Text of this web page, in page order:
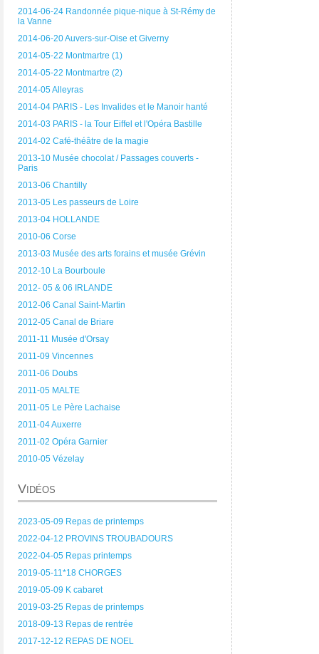
2014-06-24 Randonnée pique-nique à St-Rémy de
la Vanne
2014-06-20 Auvers-sur-Oise et Giverny
2014-05-22 Montmartre (1)
2014-05-22 Montmartre (2)
2014-05 Alleyras
2014-04 PARIS - Les Invalides et le Manoir hanté
2014-03 PARIS - la Tour Eiffel et l'Opéra Bastille
2014-02 Café-théâtre de la magie
2013-10 Musée chocolat / Passages couverts -
Paris
2013-06 Chantilly
2013-05 Les passeurs de Loire
2013-04 HOLLANDE
2010-06 Corse
2013-03 Musée des arts forains et musée Grévin
2012-10 La Bourboule
2012- 05 & 06 IRLANDE
2012-06 Canal Saint-Martin
2012-05 Canal de Briare
2011-11 Musée d'Orsay
2011-09 Vincennes
2011-06 Doubs
2011-05 MALTE
2011-05 Le Père Lachaise
2011-04 Auxerre
2011-02 Opéra Garnier
2010-05 Vézelay
Vidéos
2023-05-09 Repas de printemps
2022-04-12 PROVINS TROUBADOURS
2022-04-05 Repas printemps
2019-05-11*18 CHORGES
2019-05-09 K cabaret
2019-03-25 Repas de printemps
2018-09-13 Repas de rentrée
2017-12-12 REPAS DE NOEL